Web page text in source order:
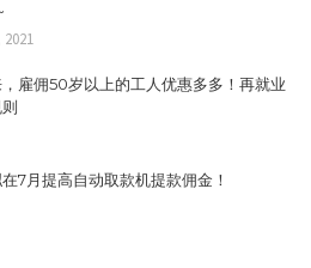
雇佣50岁以上的工人优惠多多！再就业
7月提高自动取款机提款佣金！